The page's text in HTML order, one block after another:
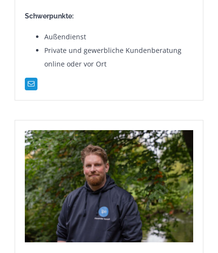
Schwerpunkte:
Außendienst
Private und gewerbliche Kundenberatung
online oder vor Ort